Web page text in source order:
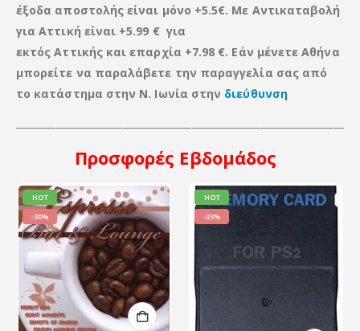
έξοδα αποστολής είναι μόνο +5.5€. Με Αντικαταβολή
για Αττική είναι +5.99 € για
εκτός Αττικής καιεπαρχία +7.98 €. Εάν μένετε Αθήνα
μπορείτε να παραλάβετε την παραγγελία σας από
το κατάστημα στην Ν. Ιωνία στην διεύθυνση
Προσφορές Εβδομάδος
HOT
-30%
HOT
-33%